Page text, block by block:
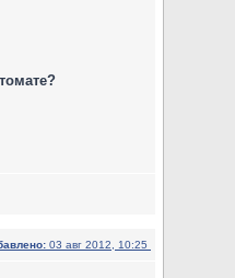
03 авг 2012, 10:25